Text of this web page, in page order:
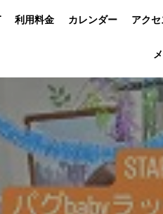
利用料金 カレンダー アクセ